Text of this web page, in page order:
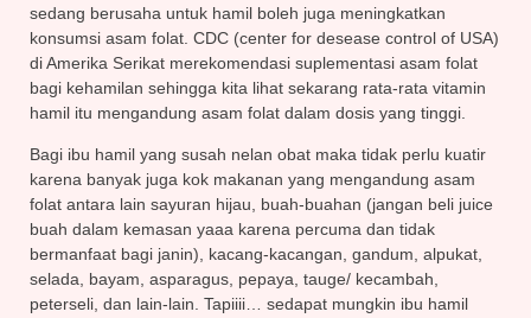
sedang berusaha untuk hamil boleh juga meningkatkan
konsumsi asam folat. CDC (center for desease control of USA)
di Amerika Serikat merekomendasi suplementasi asam folat
bagi kehamilan sehingga kita lihat sekarang rata-rata vitamin
hamil itu mengandung asam folat dalam dosis yang tinggi.
Bagi ibu hamil yang susah nelan obat maka tidak perlu kuatir
karena banyak juga kok makanan yang mengandung asam
folat antara lain sayuran hijau, buah-buahan (jangan beli juice
buah dalam kemasan yaaa karena percuma dan tidak
bermanfaat bagi janin), kacang-kacangan, gandum, alpukat,
selada, bayam, asparagus, pepaya, tauge/ kecambah,
peterseli, dan lain-lain. Tapiiii… sedapat mungkin ibu hamil